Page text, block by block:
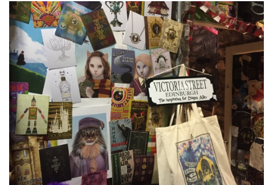
대포는 1시 정각에 맞춰서 한 번 발포하고 끝나긴 하지만 나름 귀엽고 재밌
었어요.
성 안에는 스코틀랜드 전쟁 기념관도 있고 기념품샵도 있고 이곳 저곳 구경
할 곳들이 많아서 시간이 빨리 갔어요.